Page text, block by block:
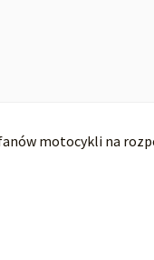
motocykli na